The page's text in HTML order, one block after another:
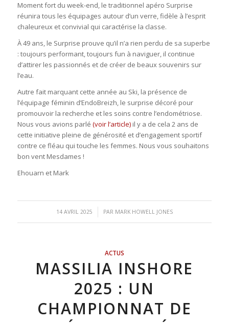
Moment fort du week-end, le traditionnel apéro Surprise
réunira tous les équipages autour d’un verre, fidèle à l’esprit
chaleureux et convivial qui caractérise la classe.
À 49 ans, le Surprise prouve qu’il n’a rien perdu de sa superbe
: toujours performant, toujours fun à naviguer, il continue
d’attirer les passionnés et de créer de beaux souvenirs sur
l’eau.
Autre fait marquant cette année au Ski, la présence de
l’équipage féminin d’EndoBreizh, le surprise décoré pour
promouvoir la recherche et les soins contre l’endométriose.
Nous vous avions parlé (voir l’article)il y a de cela 2 ans de
cette initiative pleine de générosité et d’engagement sportif
contre ce fléau qui touche les femmes. Nous vous souhaitons
bon vent Mesdames !
Ehouarn et Mark
14 AVRIL 2025
/ PAR MARK HOWELL JONES
ACTUS
MASSILIA INSHORE
2025 : UN
CHAMPIONNAT DE